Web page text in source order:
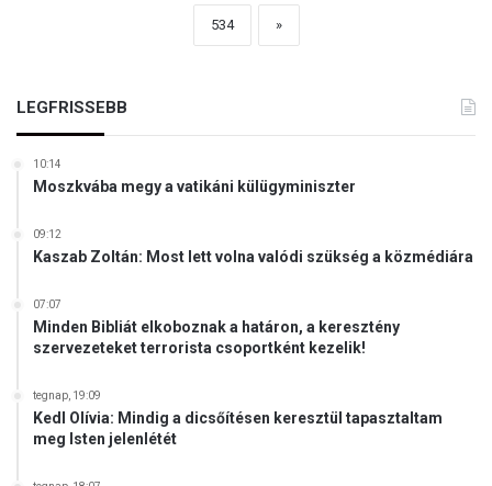
534 »
LEGFRISSEBB
10:14
Moszkvába megy a vatikáni külügyminiszter
09:12
Kaszab Zoltán: Most lett volna valódi szükség a közmédiára
07:07
Minden Bibliát elkoboznak a határon, a keresztény
szervezeteket terrorista csoportként kezelik!
tegnap, 19:09
Kedl Olívia: Mindig a dicsőítésen keresztül tapasztaltam
meg Isten jelenlétét